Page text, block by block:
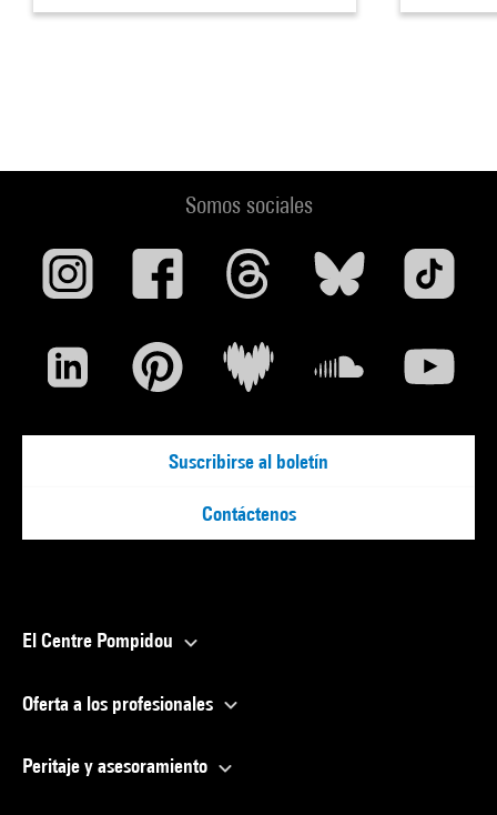
Somos sociales
Suscribirse al boletín
Contáctenos
El Centre Pompidou
Oferta a los profesionales
Peritaje y asesoramiento